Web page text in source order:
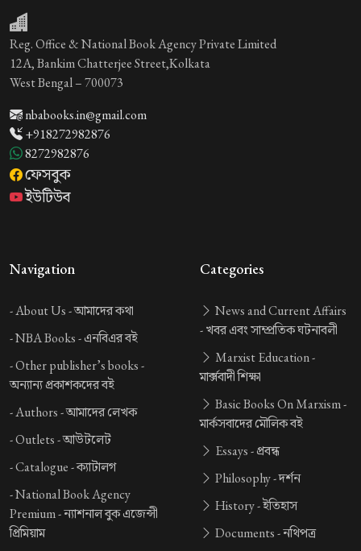
Reg. Office & National Book Agency Private Limited
12A, Bankim Chatterjee Street,Kolkata
West Bengal – 700073
nbabooks.in@gmail.com
+918272982876
8272982876
ফেসবুক
ইউটিউব
Navigation
-About Us -আমাদের কথা
-NBA Books -এনবিএর বই
-Other publisher’s books -
অন্যান্য প্রকাশকদের বই
-Authors -আমাদের লেখক
-Outlets -আউটলেট
-Catalogue -ক্যাটালগ
-National Book Agency
Premium -ন্যাশনাল বুক এজেন্সী
প্রিমিয়াম
Categories
News and Current Affairs
-খবর এবং সাম্প্রতিক ঘটনাবলী
Marxist Education -
মার্ক্সবাদী শিক্ষা
Basic Books On Marxism -
মার্কসবাদের মৌলিক বই
Essays -প্রবন্ধ
Philosophy -দর্শন
History -ইতিহাস
Documents -নথিপত্র